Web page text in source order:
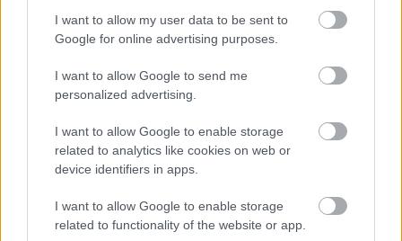
I want to allow my user data to be sent to
Google for online advertising purposes.
I want to allow Google to send me
personalized advertising.
I want to allow Google to enable storage
related to analytics like cookies on web or
device identifiers in apps.
I want to allow Google to enable storage
related to functionality of the website or app.
Pamatīgs reibums! Rīgā
policija aiztur agresīvu
elektrisko riteņkrēslu
pārvietojās pa
VIDEO. Fenomenāls
skats! Ukraiņu aktīvists
ielauzies Krievijas
aizsardzības nozares